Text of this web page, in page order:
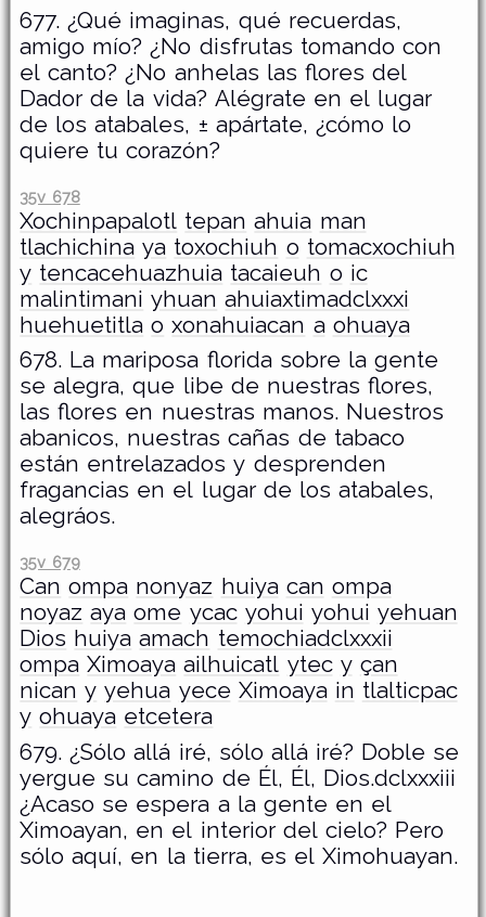
677. ¿Qué imaginas, qué recuerdas,
amigo mío? ¿No disfrutas tomando con
el canto? ¿No anhelas las flores del
Dador de la vida? Alégrate en el lugar
de los atabales, ± apártate, ¿cómo lo
quiere tu corazón?
35v 678
Xochinpapalotl tepan ahuia man
tlachichina ya toxochiuh o tomacxochiuh
y tencacehuazhuia tacaieuh o ic
malintimani yhuan ahuiaxtimadclxxxi
huehuetitla o xonahuiacan a ohuaya
678. La mariposa florida sobre la gente
se alegra, que libe de nuestras flores,
las flores en nuestras manos. Nuestros
abanicos, nuestras cañas de tabaco
están entrelazados y desprenden
fragancias en el lugar de los atabales,
alegráos.
35v 679
Can ompa nonyaz huiya can ompa
noyaz aya ome ycac yohui yohui yehuan
Dios huiya amach temochiadclxxxii
ompa Ximoaya ailhuicatl ytec y çan
nican y yehua yece Ximoaya in tlalticpac
y ohuaya etcetera
679. ¿Sólo allá iré, sólo allá iré? Doble se
yergue su camino de Él, Él, Dios.dclxxxiii
¿Acaso se espera a la gente en el
Ximoayan, en el interior del cielo? Pero
sólo aquí, en la tierra, es el Ximohuayan.